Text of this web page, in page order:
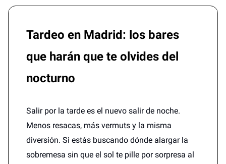
Tardeo en Madrid: los bares
que harán que te olvides del
nocturno
Salir por la tarde es el nuevo salir de noche.
Menos resacas, más vermuts y la misma
diversión. Si estás buscando dónde alargar la
sobremesa sin que el sol te pille por sorpresa al